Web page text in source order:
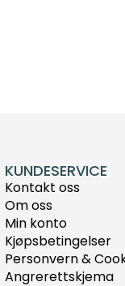
KUNDESERVICE
Kontakt oss
Om oss
Min konto
Kjøpsbetingelser
Personvern &
Angrerettskjema